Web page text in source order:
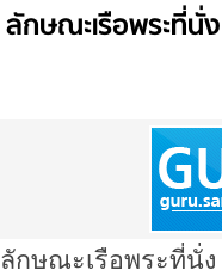
ลักษณะเรือพระที่นั่ง
ลักษณะเรือพระที่นั่ง